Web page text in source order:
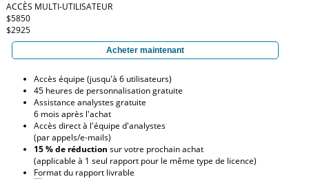
ACCÈS MULTI-UTILISATEUR
$5850
$2925
Acheter maintenant
Accès équipe (jusqu'à 6 utilisateurs)
45 heures de personnalisation gratuite
Assistance analystes gratuite
6 mois après l'achat
Accès direct à l'équipe d'analystes
(par appels/e-mails)
15 % de réduction sur votre prochain achat
(applicable à 1 seul rapport pour le même type de licence)
Format du rapport livrable